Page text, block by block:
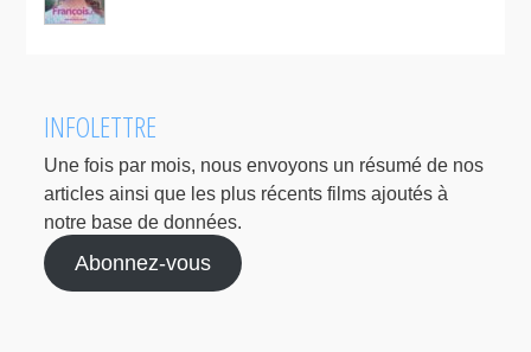
INFOLETTRE
Une fois par mois, nous envoyons un résumé de nos
articles ainsi que les plus récents films ajoutés à
notre base de données.
Abonnez-vous